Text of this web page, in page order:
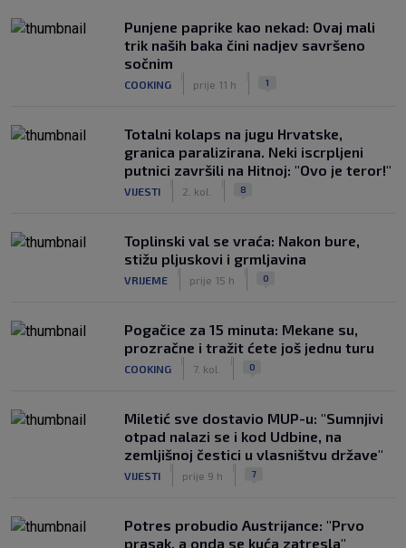
Punjene paprike kao nekad: Ovaj mali
trik naših baka čini nadjev savršeno
sočnim
COOKING prije 11 h 1
Totalni kolaps na jugu Hrvatske,
granica paralizirana. Neki iscrpljeni
putnici završili na Hitnoj: "Ovo je teror!"
VIJESTI 2. kol. 8
Toplinski val se vraća: Nakon bure,
stižu pljuskovi i grmljavina
VRIJEME prije 15 h 0
Pogačice za 15 minuta: Mekane su,
prozračne i tražit ćete još jednu turu
COOKING 7. kol. 0
Miletić sve dostavio MUP-u: "Sumnjivi
otpad nalazi se i kod Udbine, na
zemljišnoj čestici u vlasništvu države"
VIJESTI prije 9 h 7
Potres probudio Austrijance: "Prvo
prasak, a onda se kuća zatresla"